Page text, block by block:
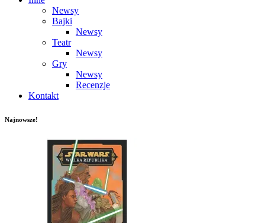
Newsy
Bajki
Newsy
Teatr
Newsy
Gry
Newsy
Recenzje
Kontakt
Najnowsze!